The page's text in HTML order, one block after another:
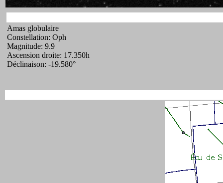
Amas globulaire
Constellation: Oph
Magnitude: 9.9
Ascension droite: 17.350h
Déclinaison: -19.580°